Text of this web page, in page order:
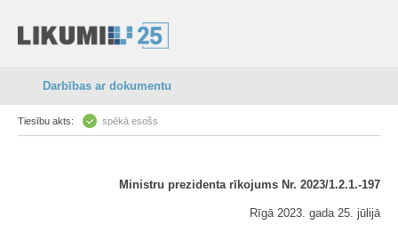
Darbības ar dokumentu
Tiesību akts: spēkā esošs
Ministru prezidenta rīkojums Nr. 2023/1.2.1.-197
Rīgā 2023. gada 25. jūlijā